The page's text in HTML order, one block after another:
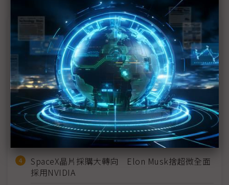
近７天熱門報導
MLCC訂單過熱、出貨比創高 村田示警全球AI基
建熱潮將趨緩
2027全年記憶體產能提前售罄 買家「祕而不
宣」只怕買不夠
英特爾EMIB良率達標 聯發科第2代ASIC產品
2028準時量產
SpaceX晶片採購大轉向 Elon Musk捨超微全面
採用NVIDIA